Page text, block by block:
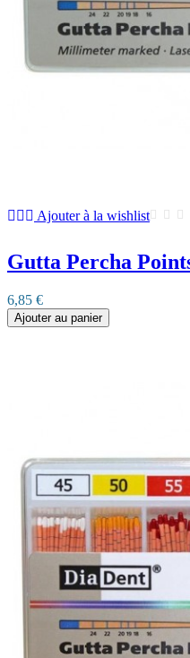
Ajouter à la wishlist
Gutta Percha
6,85 €
Ajouter au panier